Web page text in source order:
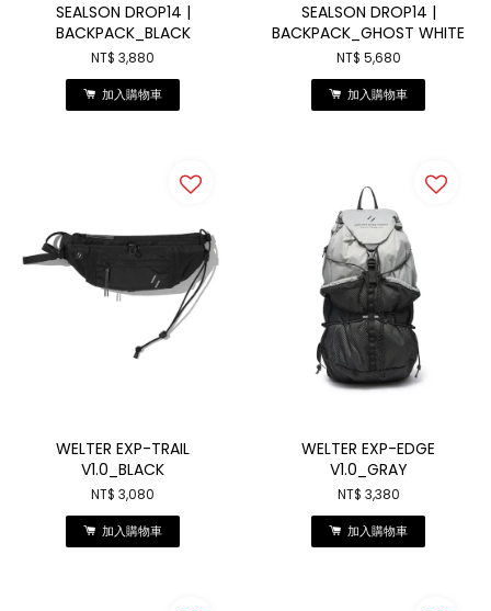
SEALSON DROP14 |
BACKPACK_BLACK
NT$ 3,880
加入購物車
SEALSON DROP14 |
BACKPACK_GHOST WHITE
NT$ 5,680
加入購物車
WELTER EXP-TRAIL
V1.0_BLACK
NT$ 3,080
加入購物車
WELTER EXP-EDGE
V1.0_GRAY
NT$ 3,380
加入購物車